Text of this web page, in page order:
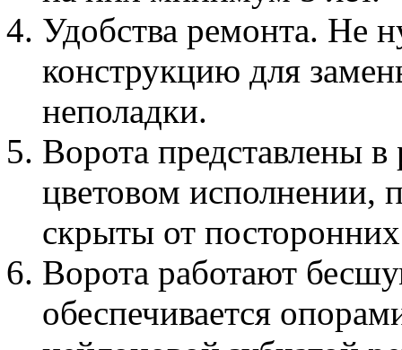
Удобства ремонта. Не
конструкцию для
неполадки.
Ворота представлены
цветовом исполнении,
скрыты от
Ворота работают
обеспечивается